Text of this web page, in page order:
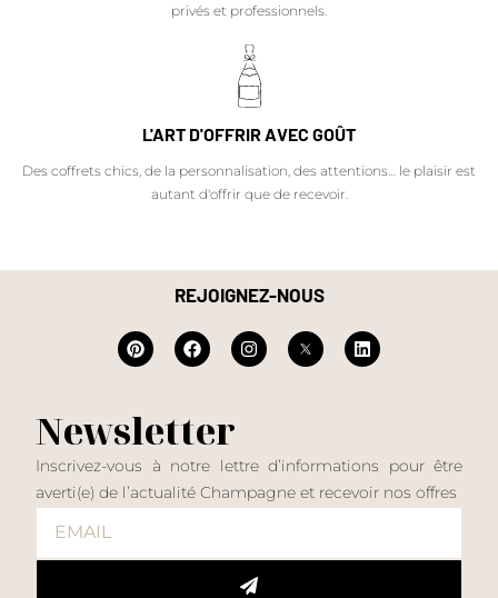
privés et professionnels.
L'ART D'OFFRIR AVEC GOÛT
Des coffrets chics, de la personnalisation, des attentions… le plaisir est
autant d'offrir que de recevoir.
REJOIGNEZ-NOUS
Newsletter
Inscrivez-vous à notre lettre d’informations pour être
averti(e) de l’actualité Champagne et recevoir nos offres